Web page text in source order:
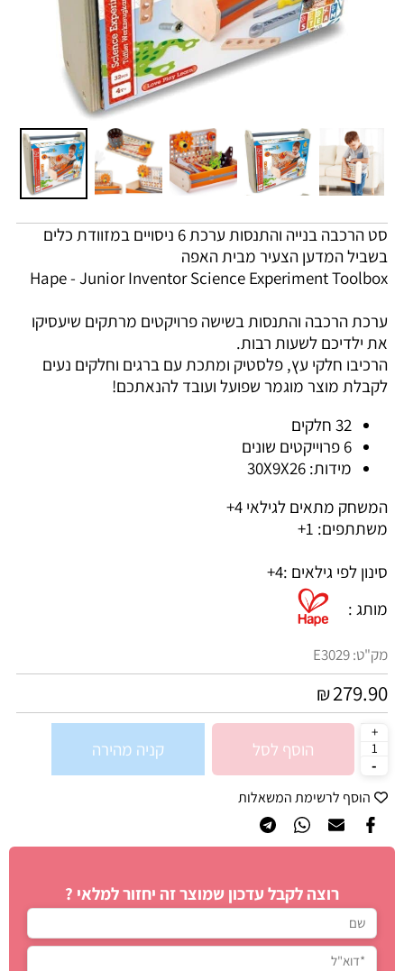
סט הרכבה בנייה והתנסות ערכת 6 ניסויים במזוודת כלים
בשביל המדען הצעיר מבית האפה
Hape - Junior Inventor Science Experiment Toolbox
ערכת הרכבה והתנסות בשישה פרויקטים מרתקים שיעסיקו
את ילדיכם לשעות רבות.
הרכיבו חלקי עץ, פלסטיק ומתכת עם ברגים וחלקים נעים
לקבלת מוצר מוגמר שפועל ועובד להנאתכם!
32 חלקים
6 פרוייקטים שונים
מידות: 30X9X26
המשחק מתאים לגילאי 4+
משתתפים: 1+
סינון לפי גילאים :4+
מותג :
מק"ט:E3029
₪279.90
הוסף לסל קניה מהירה
הוסף לרשימת המשאלות
רוצה לקבל עדכון שמוצר זה יחזור למלאי ?